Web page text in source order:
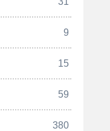
9
15
59
380